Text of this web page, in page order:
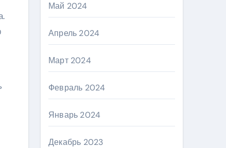
Май 2024
Апрель 2024
Март 2024
Февраль 2024
Январь 2024
Декабрь 2023